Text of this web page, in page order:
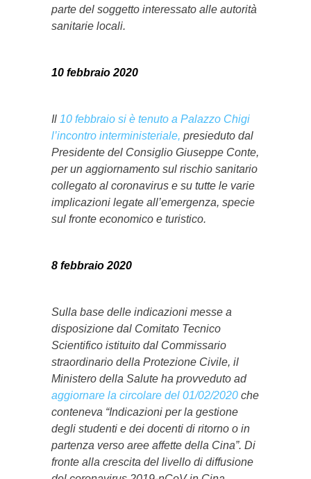
parte del soggetto interessato alle autorità
sanitarie locali.
10 febbraio 2020
Il 10 febbraio si è tenuto a Palazzo Chigi
l’incontro interministeriale, presieduto dal
Presidente del Consiglio Giuseppe Conte,
per un aggiornamento sul rischio sanitario
collegato al coronavirus e su tutte le varie
implicazioni legate all’emergenza, specie
sul fronte economico e turistico.
8 febbraio 2020
Sulla base delle indicazioni messe a
disposizione dal Comitato Tecnico
Scientifico istituito dal Commissario
straordinario della Protezione Civile, il
Ministero della Salute ha provveduto ad
aggiornare la circolare del 01/02/2020 che
conteneva “Indicazioni per la gestione
degli studenti e dei docenti di ritorno o in
partenza verso aree affette della Cina”. Di
fronte alla crescita del livello di diffusione